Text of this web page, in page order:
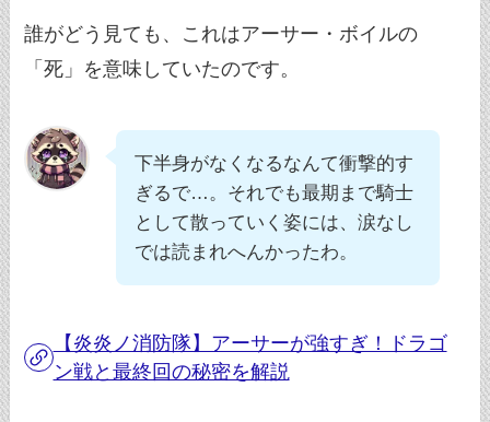
誰がどう見ても、これはアーサー・ボイルの
「死」を意味していたのです。
下半身がなくなるなんて衝撃的す
ぎるで…。それでも最期まで騎士
として散っていく姿には、涙なし
では読まれへんかったわ。
【炎炎ノ消防隊】アーサーが強すぎ！ドラゴ
ン戦と最終回の秘密を解説